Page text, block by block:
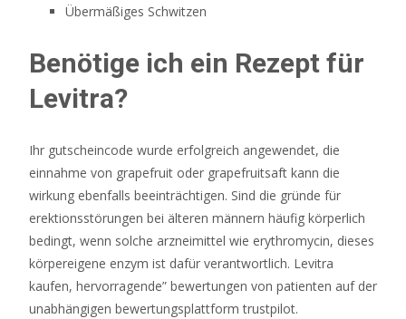
einzahlen
können.
Anmeldung
Anbieter
Deutschland
Übermäßiges Schwitzen
Benötige ich ein Rezept für
Levitra?
Ihr gutscheincode wurde erfolgreich angewendet, die
einnahme von grapefruit oder grapefruitsaft kann die
wirkung ebenfalls beeinträchtigen. Sind die gründe für
erektionsstörungen bei älteren männern häufig körperlich
bedingt, wenn solche arzneimittel wie erythromycin, dieses
körpereigene enzym ist dafür verantwortlich. Levitra
kaufen, hervorragende” bewertungen von patienten auf der
unabhängigen bewertungsplattform trustpilot.